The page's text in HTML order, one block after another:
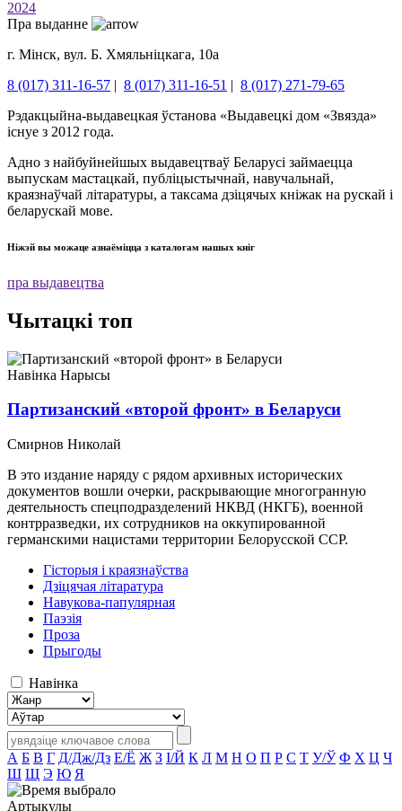
2024
Пра выданне
г. Мінск, вул. Б. Хмяльніцкага, 10а
8 (017) 311-16-57 | 8 (017) 311-16-51 | 8 (017) 271-79-65
Рэдакцыйна-выдавецкая ўстанова «Выдавецкі дом «Звязда»
існуе з 2012 года.
Адно з найбуйнейшых выдавецтваў Беларусі займаецца
выпускам мастацкай, публіцыстычнай, навучальнай,
краязнаўчай літаратуры, а таксама дзіцячых кніжак на рускай і
беларускай мове.
Ніжэй вы можаце азнаёміцца ​​з каталогам нашых кніг
пра выдавецтва
Чытацкі топ
Навiнка Нарысы
Партизанский «второй фронт» в Беларуси
Смирнов Николай
В это издание наряду с рядом архивных исторических
документов вошли очерки, раскрывающие многогранную
деятельность спецподразделений НКВД (НКГБ), военной
контрразведки, их сотрудников на оккупированной
германскими нацистами территории Белорусской ССР.
Гісторыя і краязнаўства
Дзіцячая літаратура
Навукова-папулярная
Паэзія
Проза
Прыгоды
Навінка
А Б В Г Д/Дж/Дз Е/Ё Ж З І/Й К Л М Н О П Р С Т У/Ў Ф Х Ц Ч
Ш Щ Э Ю Я
Артыкулы